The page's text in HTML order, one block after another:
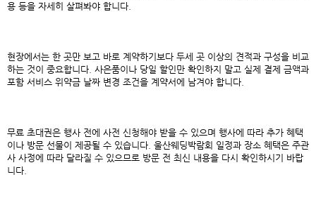
용 등을 자세히 살펴봐야 합니다.
현장에서는 한 곳만 보고 바로 계약하기보다 두세 곳 이상의 견적과 구성을 비교
하는 것이 중요합니다. 사은품이나 당일 할인만 확인하지 말고 실제 결제 금액과
포함 서비스 위약금 날짜 변경 조건을 계약서에 남겨야 합니다.
무료 초대권은 행사 전에 사전 신청해야 받을 수 있으며 행사에 따라 추가 혜택
이나 방문 선물이 제공될 수 있습니다. 울산웨딩박람회 일정과 장소 혜택은 주관
사 사정에 따라 달라질 수 있으므로 방문 전 최신 내용을 다시 확인하시기 바랍
니다.